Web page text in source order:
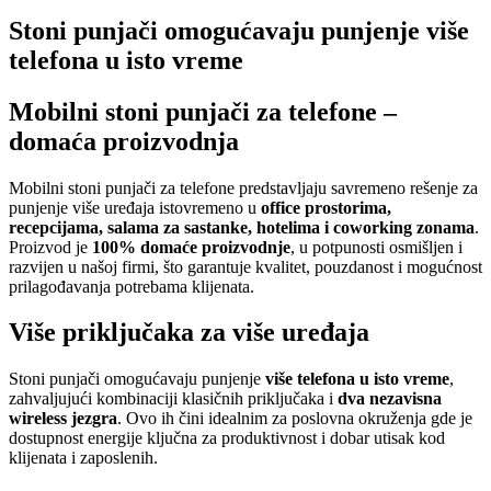
Stoni punjači omogućavaju punjenje više
telefona u isto vreme
Mobilni stoni punjači za telefone –
domaća proizvodnja
Mobilni stoni punjači za telefone predstavljaju savremeno rešenje za
punjenje više uređaja istovremeno u office prostorima,
recepcijama, salama za sastanke, hotelima i coworking zonama.
Proizvod je 100% domaće proizvodnje, u potpunosti osmišljen i
razvijen u našoj firmi, što garantuje kvalitet, pouzdanost i mogućnost
prilagođavanja potrebama klijenata.
Više priključaka za više uređaja
Stoni punjači omogućavaju punjenje više telefona u isto vreme,
zahvaljujući kombinaciji klasičnih priključaka i dva nezavisna
wireless jezgra. Ovo ih čini idealnim za poslovna okruženja gde je
dostupnost energije ključna za produktivnost i dobar utisak kod
klijenata i zaposlenih.